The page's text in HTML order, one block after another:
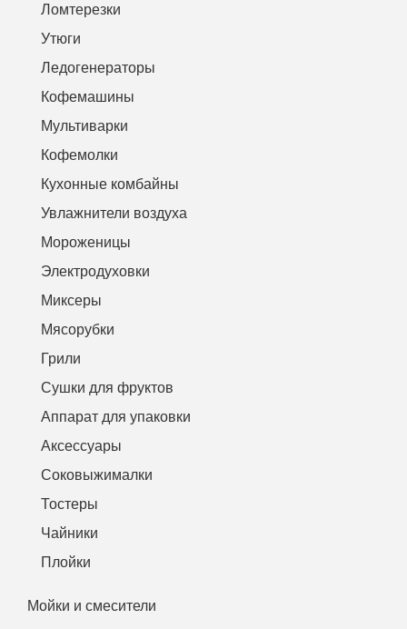
Ломтерезки
Утюги
Ледогенераторы
Кофемашины
Мультиварки
Кофемолки
Кухонные комбайны
Увлажнители воздуха
Мороженицы
Электродуховки
Миксеры
Мясорубки
Грили
Сушки для фруктов
Аппарат для упаковки
Аксессуары
Соковыжималки
Тостеры
Чайники
Плойки
Мойки и смесители